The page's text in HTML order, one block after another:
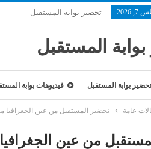
تحضير بوابة المستقبل
المستقبل
تحضير بوابة المستقبل فيديوهات بوابة
عامة تحضير المستقبل من عين الجغرافيا مادة
من عين الجغرافيا